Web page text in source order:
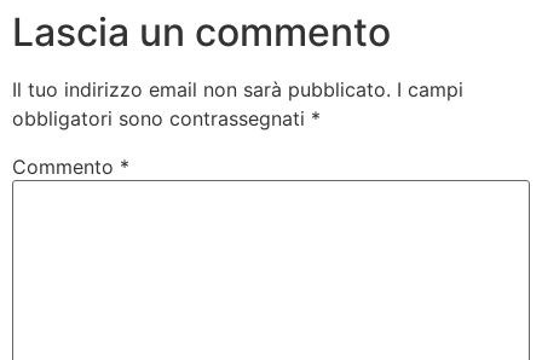
Lascia un commento
Il tuo indirizzo email non sarà pubblicato. I campi
obbligatori sono contrassegnati *
Commento *